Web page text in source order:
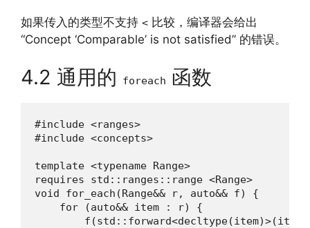
如果传入的类型不支持 < 比较，编译器会给出
“Concept ‘Comparable’ is not satisfied” 的错误。
4.2 通用的 foreach 函数
#include <ranges>
#include <concepts>
template <typename Range>
requires std::ranges::range <Range>
void for_each(Range&& r, auto&& f) {
    for (auto&& item : r) {